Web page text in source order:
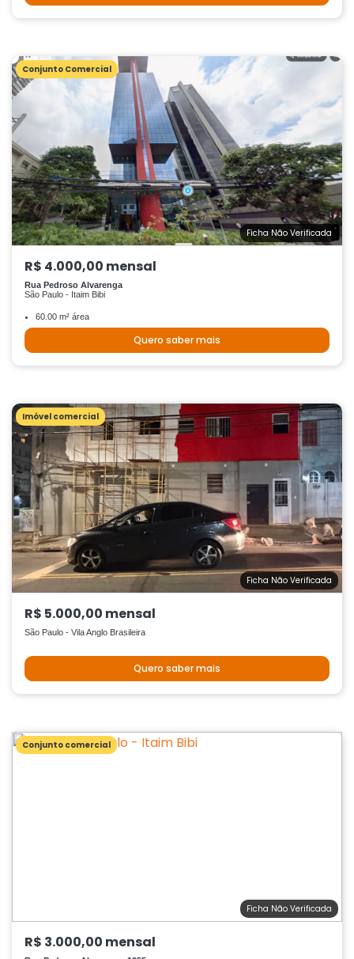
Conjunto Comercial
Ficha Não Verificada
R$ 4.000,00 mensal
Rua Pedroso Alvarenga
São Paulo - Itaim Bibi
60.00 m² área
Quero saber mais
Imóvel comercial
Ficha Não Verificada
R$ 5.000,00 mensal
São Paulo - Vila Anglo Brasileira
Quero saber mais
Conjunto comercial
Ficha Não Verificada
R$ 3.000,00 mensal